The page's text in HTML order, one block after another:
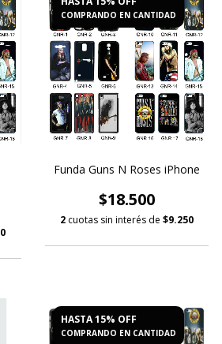
COMPRANDO EN CANTIDAD
Funda Guns N Roses iPhone
$18.500
2 cuotas sin interés de $9.250
HASTA 15% OFF
COMPRANDO EN CANTIDAD